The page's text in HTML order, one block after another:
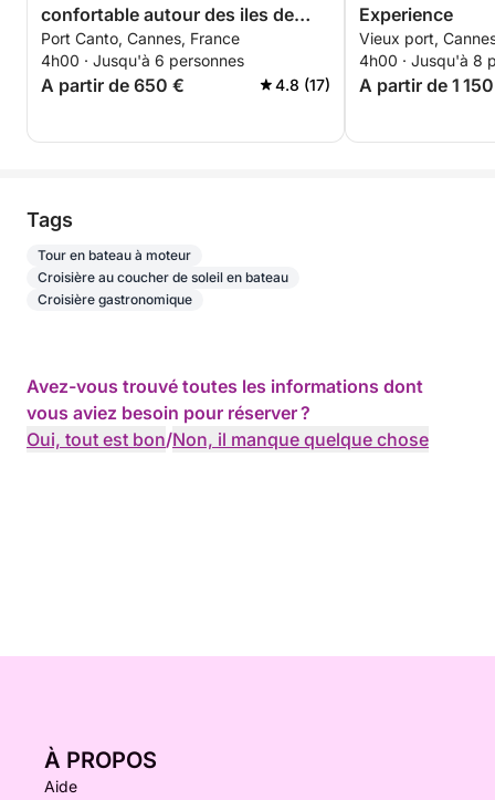
confortable autour des iles de
Lerins pour 4 heures. Special
discount pour les couples !
Port Canto, Cannes, France
4h00 · Jusqu'à 6 personnes
A partir de 650 € 4.8 (17)
Experience
Vieux port,
4h00 · Jusqu'à 8
A partir de 1
Tags
Tour en bateau à moteur
Croisière au coucher de soleil en bateau
Croisière gastronomique
Avez-vous trouvé toutes les informations dont
vous aviez besoin pour réserver ?
Oui, tout est bon/Non, il manque quelque chose
À PROPOS
Aide